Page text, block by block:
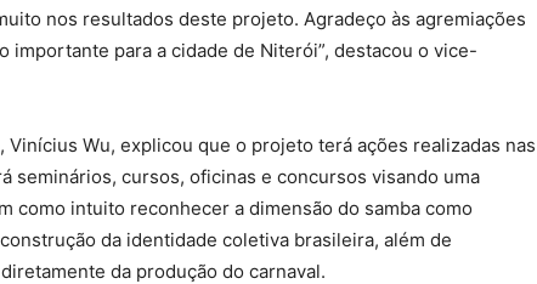
nos resultados deste projeto. Agradeço às agremiações
importante para a cidade de Niterói”, destacou o vice-
Vinícius Wu, explicou que o projeto terá ações realizadas nas
seminários, cursos, oficinas e concursos visando uma
como intuito reconhecer a dimensão do samba como
da identidade coletiva brasileira, além de
da produção do carnaval.